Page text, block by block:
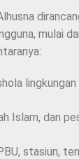
mulai
lingkungan
Islam, dan
stasiun,